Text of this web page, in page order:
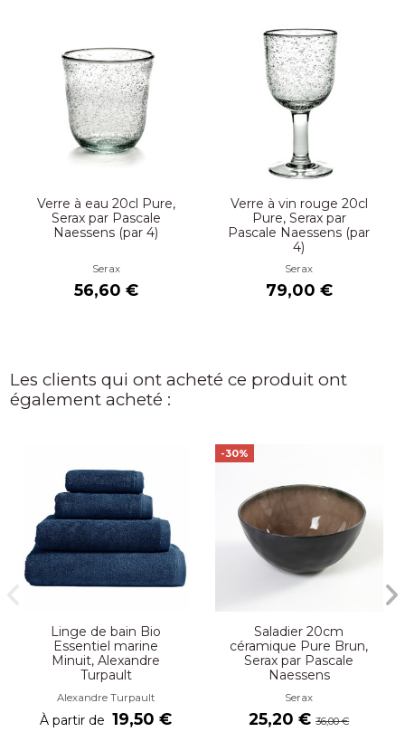
Verre à eau 20cl Pure,
Serax par Pascale
Naessens (par 4)
Serax
56,60 €
Verre à vin rouge 20cl
Pure, Serax par
Pascale Naessens (par
4)
Serax
79,00 €
Les clients qui ont acheté ce produit ont
également acheté :
Linge de bain Bio
Essentiel marine
Minuit, Alexandre
Turpault
Alexandre Turpault
À partir de 19,50 €
-30%
Saladier 20cm
céramique Pure Brun,
Serax par Pascale
Naessens
Serax
25,20 €36,00 €